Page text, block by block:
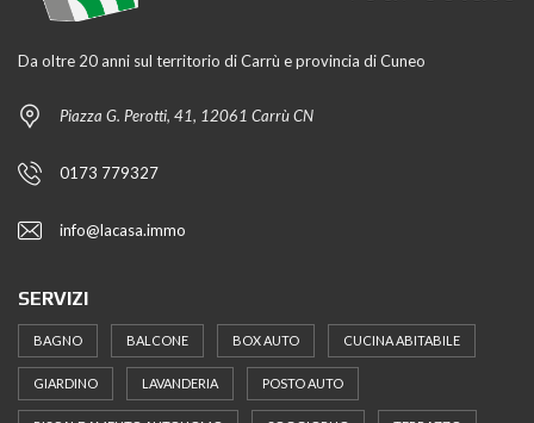
Da oltre 20 anni sul territorio di Carrù e provincia di Cuneo
Piazza G. Perotti, 41, 12061 Carrù CN
0173 779327
info@lacasa.immo
SERVIZI
BAGNO BALCONE BOX AUTO CUCINA ABITABILE
GIARDINO LAVANDERIA POSTO AUTO